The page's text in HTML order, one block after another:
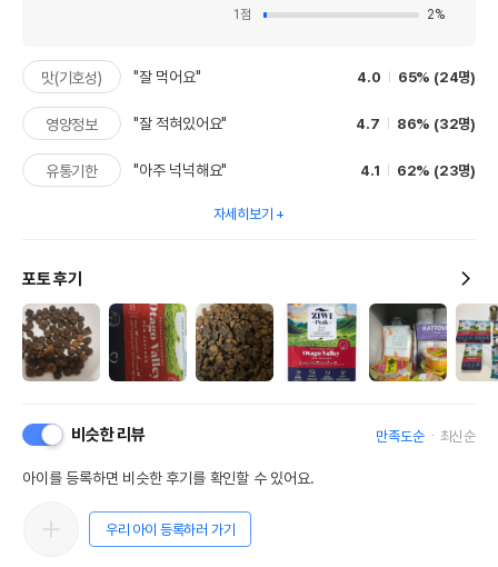
1 점 2%
맛(기호성) "잘 먹어요" 4.0 65% (24명)
영양정보 "잘 적혀있어요" 4.7 86% (32명)
유통기한 "아주 넉넉해요" 4.1 62% (23명)
자세히보기
포토 후기
비슷한 리뷰 만족도순 최신순
아이를 등록하면 비슷한 후기를 확인할 수 있어요.
우리 아이 등록하러 가기